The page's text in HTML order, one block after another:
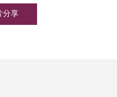
分享